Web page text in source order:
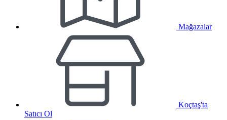
Mağazalar
Koçtaş'ta
Satıcı Ol